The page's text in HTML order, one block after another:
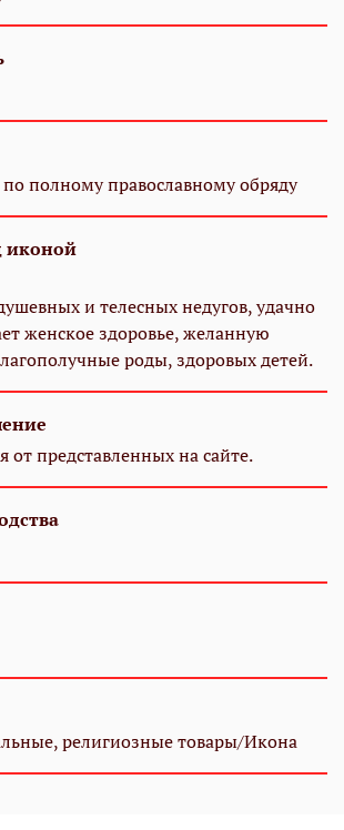
полному православному обряду
иконой
и телесных недугов, удачно
женское здоровье, желанную
роды, здоровых детей.
от представленных на сайте.
религиозные товары/Икона